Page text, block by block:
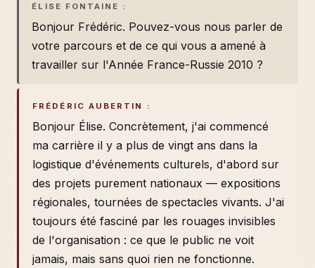
ÉLISE FONTAINE :
Bonjour Frédéric. Pouvez-vous nous parler de
votre parcours et de ce qui vous a amené à
travailler sur l'Année France-Russie 2010 ?
FRÉDÉRIC AUBERTIN :
Bonjour Élise. Concrètement, j'ai commencé
ma carrière il y a plus de vingt ans dans la
logistique d'événements culturels, d'abord sur
des projets purement nationaux — expositions
régionales, tournées de spectacles vivants. J'ai
toujours été fasciné par les rouages invisibles
de l'organisation : ce que le public ne voit
jamais, mais sans quoi rien ne fonctionne.